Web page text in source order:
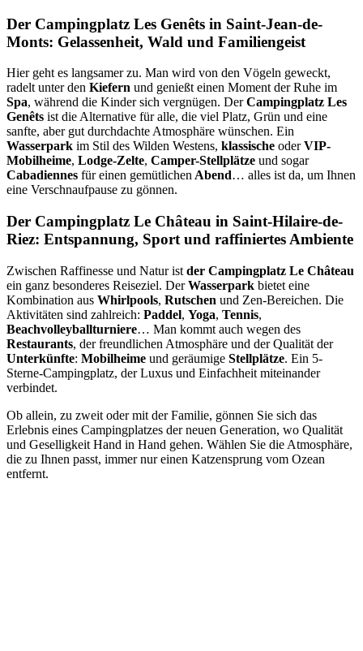
Der Campingplatz Les Genêts in Saint-Jean-de-
Monts: Gelassenheit, Wald und Familiengeist
Hier geht es langsamer zu. Man wird von den Vögeln geweckt,
radelt unter den Kiefern und genießt einen Moment der Ruhe im
Spa, während die Kinder sich vergnügen. DerCampingplatz Les
Genêts ist die Alternative für alle, die viel Platz, Grün und eine
sanfte, aber gut durchdachte Atmosphäre wünschen. Ein
Wasserpark im Stil des Wilden Westens, klassische oderVIP-
Mobilheime, Lodge-Zelte, Camper-Stellplätze und sogar
Cabadiennes für einen gemütlichen Abend… alles ist da, um Ihnen
eine Verschnaufpause zu gönnen.
Der Campingplatz Le Château in Saint-Hilaire-de-
Riez: Entspannung, Sport und raffiniertes Ambiente
Zwischen Raffinesse und Natur ist der Campingplatz Le Château
ein ganz besonderes Reiseziel. DerWasserpark bietet eine
Kombination aus Whirlpools, Rutschen und Zen-Bereichen. Die
Aktivitäten sind zahlreich: Paddel, Yoga, Tennis,
Beachvolleyballturniere… Man kommt auch wegen des
Restaurants, der freundlichen Atmosphäre und der Qualität der
Unterkünfte: Mobilheime und geräumige Stellplätze. Ein 5-
Sterne-Campingplatz, der Luxus und Einfachheit miteinander
verbindet.
Ob allein, zu zweit oder mit der Familie, gönnen Sie sich das
Erlebnis eines Campingplatzes der neuen Generation, wo Qualität
und Geselligkeit Hand in Hand gehen. Wählen Sie die Atmosphäre,
die zu Ihnen passt, immer nur einen Katzensprung vom Ozean
entfernt.